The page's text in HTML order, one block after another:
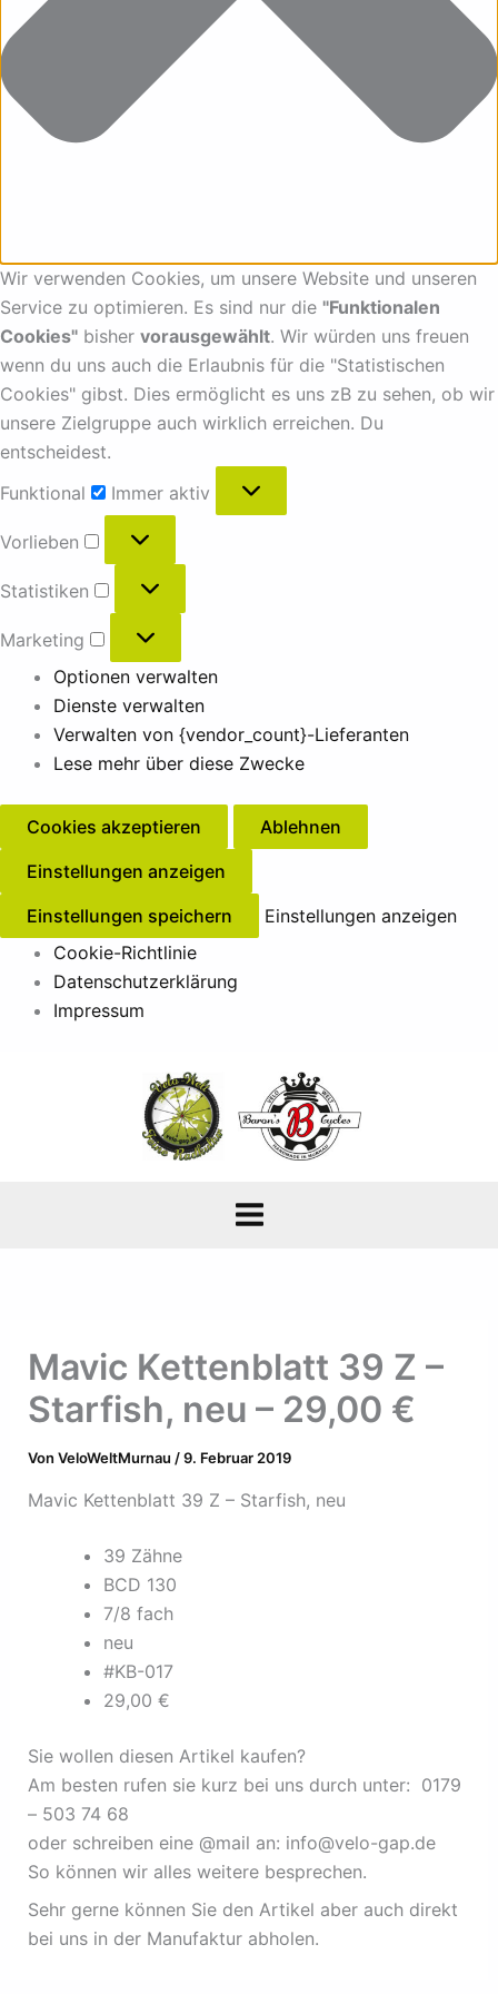
Wir verwenden Cookies, um unsere Website und unseren
Service zu optimieren. Es sind nur die "Funktionalen
Cookies" bisher vorausgewählt. Wir würden uns freuen
wenn du uns auch die Erlaubnis für die "Statistischen
Cookies" gibst. Dies ermöglicht es uns zB zu sehen, ob wir
unsere Zielgruppe auch wirklich erreichen. Du
entscheidest.
Funktional
Immer aktiv
Vorlieben
Statistiken
Marketing
Optionen verwalten
Dienste verwalten
Verwalten von {vendor_count}-Lieferanten
Lese mehr über diese Zwecke
Cookies akzeptieren
Ablehnen
Einstellungen anzeigen
Einstellungen speichern
Einstellungen anzeigen
Cookie-Richtlinie
Datenschutzerklärung
Impressum
Mavic Kettenblatt 39 Z –
Starfish, neu – 29,00 €
Von VeloWeltMurnau /9. Februar 2019
Mavic Kettenblatt 39 Z – Starfish, neu
39 Zähne
BCD 130
7/8 fach
neu
#KB-017
29,00 €
Sie wollen diesen Artikel kaufen?
Am besten rufen sie kurz bei uns durch unter: 0179
– 503 74 68
oder schreiben eine @mail an: info@velo-gap.de
So können wir alles weitere besprechen.
Sehr gerne können Sie den Artikel aber auch direkt
bei uns in der Manufaktur abholen.